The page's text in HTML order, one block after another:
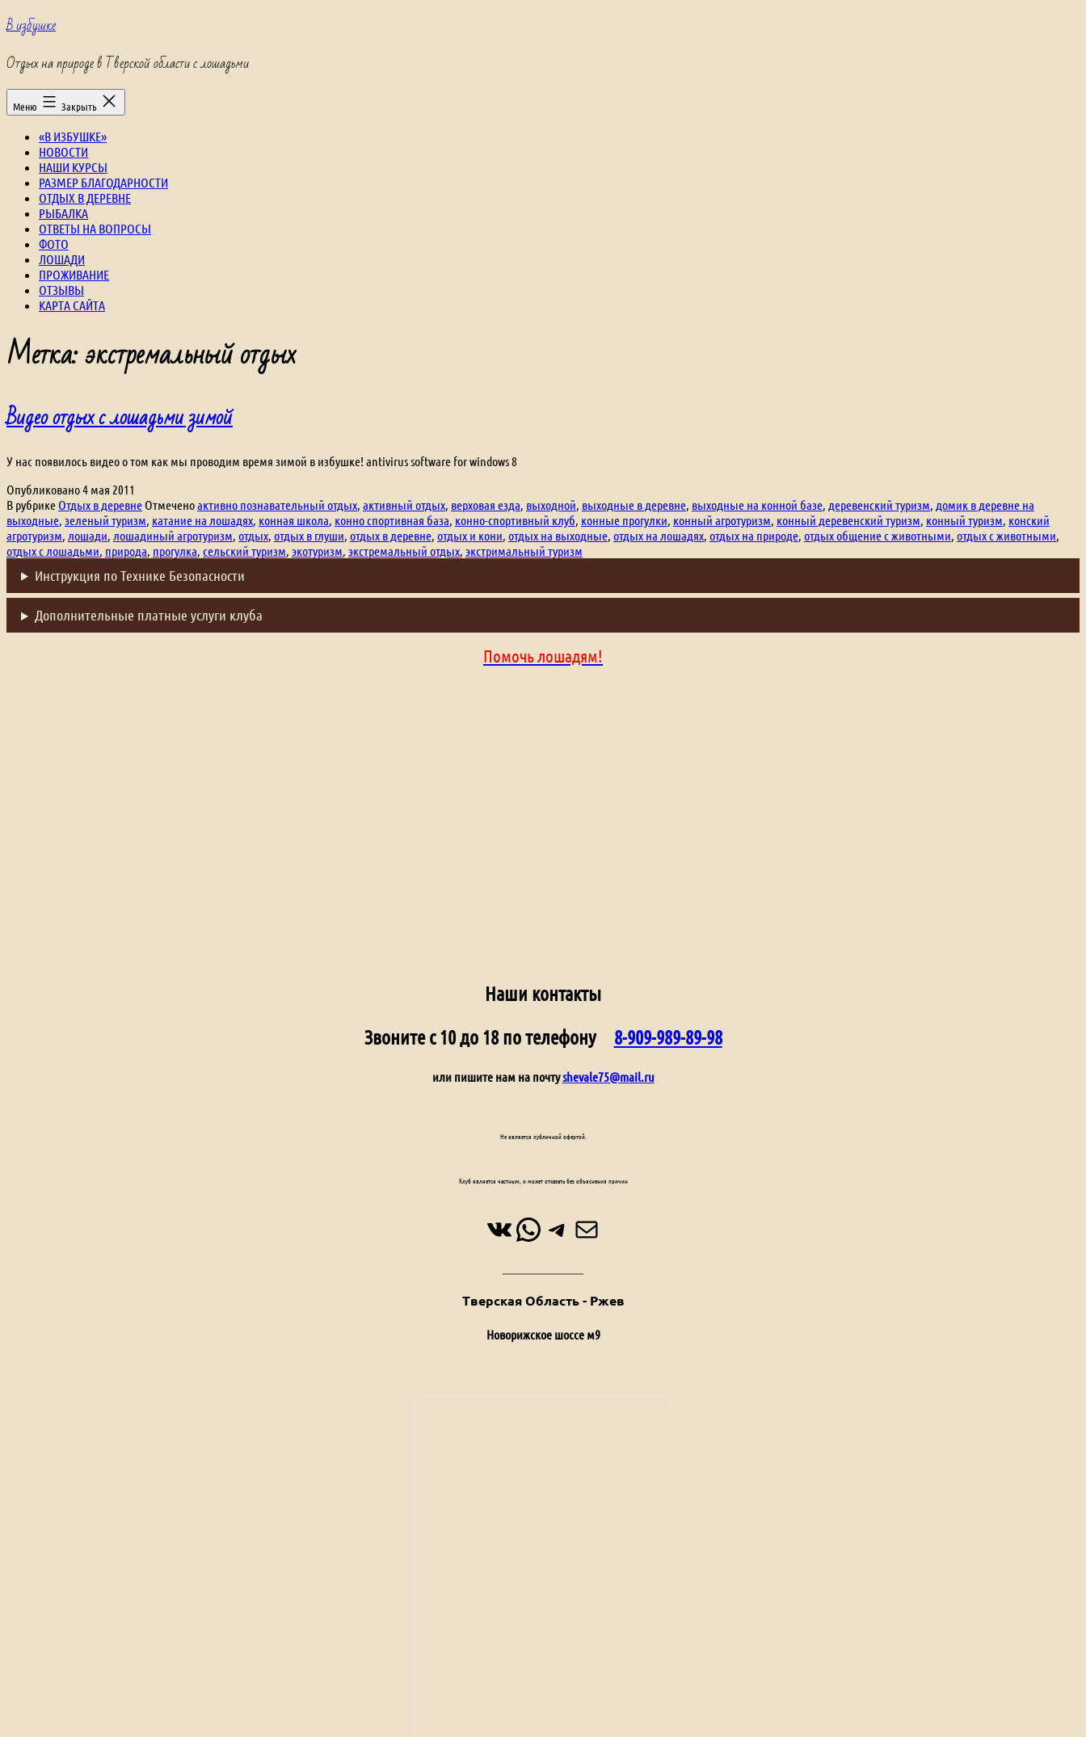
Перейти
к
В избушке
Отдых на природе в Тверской области с лошадьми
Меню Закрыть
«В ИЗБУШКЕ»
НОВОСТИ
НАШИ КУРСЫ
РАЗМЕР БЛАГОДАРНОСТИ
ОТДЫХ В ДЕРЕВНЕ
РЫБАЛКА
ОТВЕТЫ НА ВОПРОСЫ
ФОТО
ЛОШАДИ
ПРОЖИВАНИЕ
ОТЗЫВЫ
КАРТА САЙТА
Метка:экстремальный отдых
Видео отдых с лошадьми зимой
У нас появилось видео о том как мы проводим время зимой в избушке! antivirus software for windows 8
Опубликовано4 мая 2011
В рубрике Отдых в деревне Отмеченоактивно познавательный отдых активный отдых верховая езда выходной выходные в деревне выходные на конной базе деревенский туризм домик в деревне на
выходные зеленый туризм катание на лошадях конная школа конно спортивная база конно-спортивный клуб конные прогулки конный агротуризм конный деревенский туризм конный туризм конский
агротуризм лошади лошадиный агротуризм отдых отдых в глуши отдых в деревне отдых и кони отдых на выходные отдых на лошадях отдых на природе отдых общение с животными отдых с животными
отдых с лошадьми природа прогулка сельский туризм экотуризм экстремальный отдых экстримальный туризм
Инструкция по Технике Безопасности
Дополнительные платные услуги клуба
Помочь лошадям!
Наши контакты
Звоните с 10 до 18 по телефону
8-909-989-89-98
или пишите нам на почтуshevale75@mail.ru
ВКонтакте
WhatsApp
Telegram
Почта
Тверская Область - Ржев
Новорижское шоссе м9